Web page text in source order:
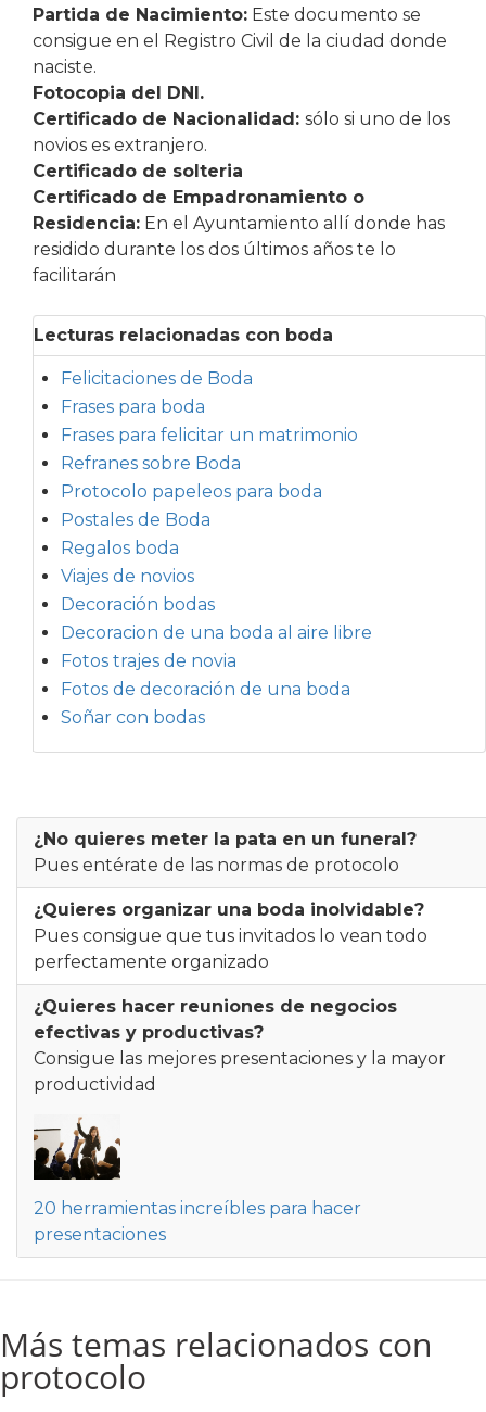
Partida de Nacimiento: Este documento se
consigue en el Registro Civil de la ciudad donde
naciste.
Fotocopia del DNI.
Certificado de Nacionalidad: sólo si uno de los
novios es extranjero.
Certificado de solteria
Certificado de Empadronamiento o
Residencia: En el Ayuntamiento allí donde has
residido durante los dos últimos años te lo
facilitarán
Lecturas relacionadas con boda
Felicitaciones de Boda
Frases para boda
Frases para felicitar un matrimonio
Refranes sobre Boda
Protocolo papeleos para boda
Postales de Boda
Regalos boda
Viajes de novios
Decoración bodas
Decoracion de una boda al aire libre
Fotos trajes de novia
Fotos de decoración de una boda
Soñar con bodas
¿No quieres meter la pata en un funeral?
Pues entérate de las normas de protocolo
¿Quieres organizar una boda inolvidable?
Pues consigue que tus invitados lo vean todo
perfectamente organizado
¿Quieres hacer reuniones de negocios
efectivas y productivas?
Consigue las mejores presentaciones y la mayor
productividad
20 herramientas increíbles para hacer
presentaciones
Más temas relacionados con
protocolo